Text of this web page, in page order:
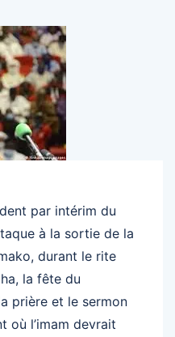
par intérim du
à la sortie de la
durant le rite
la fête du
prière et le sermon
où l’imam devrait